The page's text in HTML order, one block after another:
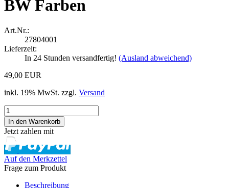
BW Farben
Art.Nr.:
27804001
Lieferzeit:
In 24 Stunden versandfertig! (Ausland abweichend)
49,00 EUR
inkl. 19% MwSt. zzgl. Versand
Jetzt zahlen mit
Auf den Merkzettel
Frage zum Produkt
Beschreibung